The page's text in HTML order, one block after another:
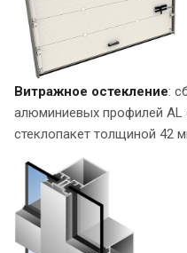
Витражное остекление:
алюминиевых профилей AL
стеклопакет толщиной 42